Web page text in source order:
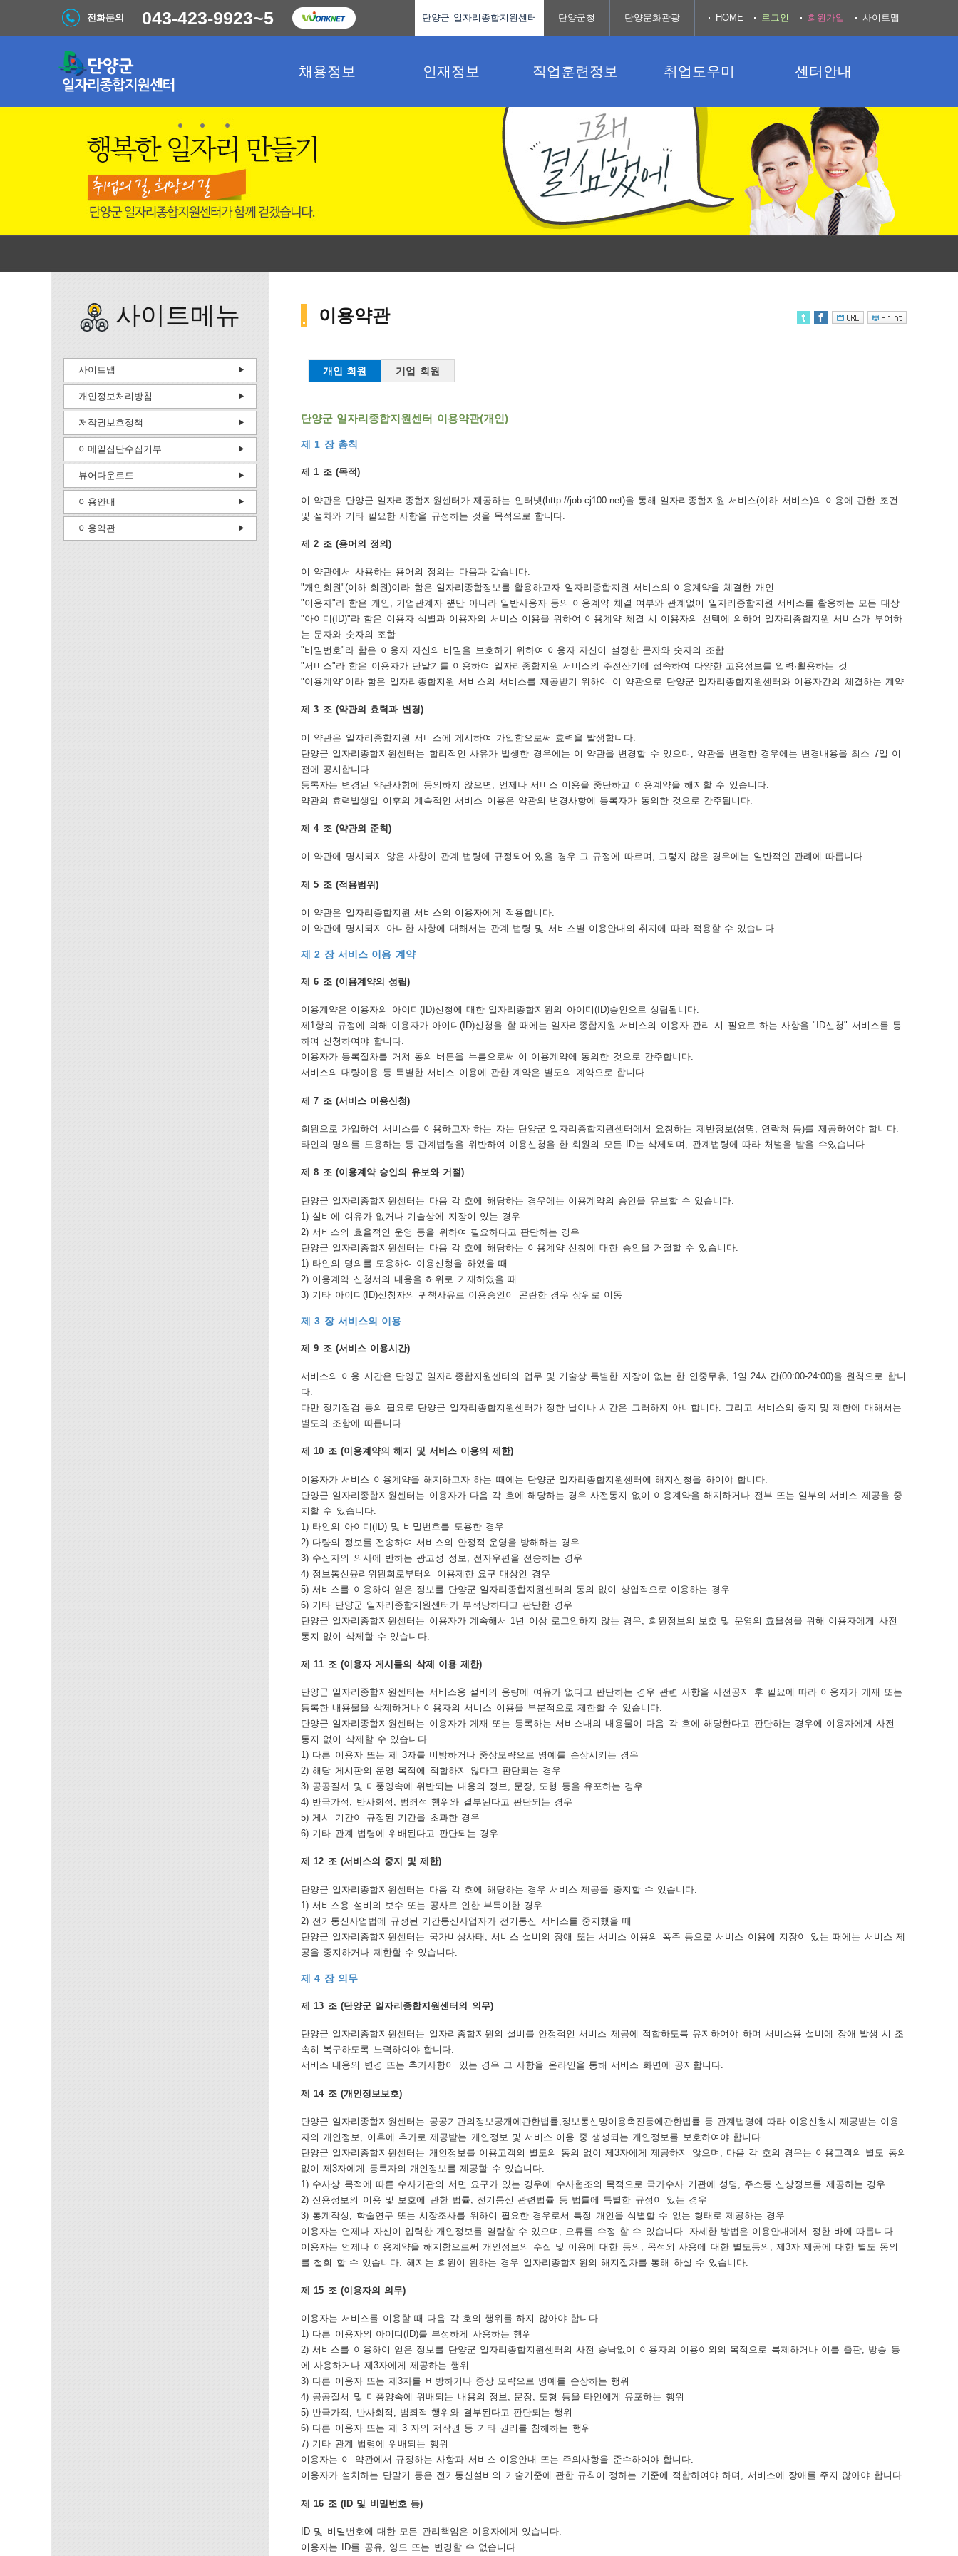
채용정보 인재정보 직업훈련정보 취업도우미 센터안내
전화문의 043-423-9923~5 단양군 일자리종합지원센터 단양군청 단양문화관광 HOME 로그인 회원가입 사이트맵
이용약관
개인 회원 기업 회원
단양군 일자리종합지원센터 이용약관(개인)
제 1 장 총칙
제 1 조 (목적)
이 약관은 단양군 일자리종합지원센터가 제공하는 인터넷(http://job.cj100.net)을 통해 일자리종합지원 서비스(이하 서비스)의 이용에 관한 조건
및 절차와 기타 필요한 사항을 규정하는 것을 목적으로 합니다.
제 2 조 (용어의 정의)
이 약관에서 사용하는 용어의 정의는 다음과 같습니다.
"개인회원"(이하 회원)이라 함은 일자리종합정보를 활용하고자 일자리종합지원 서비스의 이용계약을 체결한 개인
"이용자"라 함은 개인, 기업관계자 뿐만 아니라 일반사용자 등의 이용계약 체결 여부와 관계없이 일자리종합지원 서비스를 활용하는 모든 대상
"아이디(ID)"라 함은 이용자 식별과 이용자의 서비스 이용을 위하여 이용계약 체결 시 이용자의 선택에 의하여 일자리종합지원 서비스가 부여하
는 문자와 숫자의 조합
"비밀번호"라 함은 이용자 자신의 비밀을 보호하기 위하여 이용자 자신이 설정한 문자와 숫자의 조합
"서비스"라 함은 이용자가 단말기를 이용하여 일자리종합지원 서비스의 주전산기에 접속하여 다양한 고용정보를 입력·활용하는 것
"이용계약"이라 함은 일자리종합지원 서비스의 서비스를 제공받기 위하여 이 약관으로 단양군 일자리종합지원센터와 이용자간의 체결하는 계약
제 3 조 (약관의 효력과 변경)
이 약관은 일자리종합지원 서비스에 게시하여 가입함으로써 효력을 발생합니다.
단양군 일자리종합지원센터는 합리적인 사유가 발생한 경우에는 이 약관을 변경할 수 있으며, 약관을 변경한 경우에는 변경내용을 최소 7일 이
전에 공시합니다.
등록자는 변경된 약관사항에 동의하지 않으면, 언제나 서비스 이용을 중단하고 이용계약을 해지할 수 있습니다.
약관의 효력발생일 이후의 계속적인 서비스 이용은 약관의 변경사항에 등록자가 동의한 것으로 간주됩니다.
제 4 조 (약관외 준칙)
이 약관에 명시되지 않은 사항이 관계 법령에 규정되어 있을 경우 그 규정에 따르며, 그렇지 않은 경우에는 일반적인 관례에 따릅니다.
제 5 조 (적용범위)
이 약관은 일자리종합지원 서비스의 이용자에게 적용합니다.
이 약관에 명시되지 아니한 사항에 대해서는 관계 법령 및 서비스별 이용안내의 취지에 따라 적용할 수 있습니다.
제 2 장 서비스 이용 계약
제 6 조 (이용계약의 성립)
이용계약은 이용자의 아이디(ID)신청에 대한 일자리종합지원의 아이디(ID)승인으로 성립됩니다.
제1항의 규정에 의해 이용자가 아이디(ID)신청을 할 때에는 일자리종합지원 서비스의 이용자 관리 시 필요로 하는 사항을 "ID신청" 서비스를 통
하여 신청하여야 합니다.
이용자가 등록절차를 거쳐 동의 버튼을 누름으로써 이 이용계약에 동의한 것으로 간주합니다.
서비스의 대량이용 등 특별한 서비스 이용에 관한 계약은 별도의 계약으로 합니다.
제 7 조 (서비스 이용신청)
회원으로 가입하여 서비스를 이용하고자 하는 자는 단양군 일자리종합지원센터에서 요청하는 제반정보(성명, 연락처 등)를 제공하여야 합니다.
타인의 명의를 도용하는 등 관계법령을 위반하여 이용신청을 한 회원의 모든 ID는 삭제되며, 관계법령에 따라 처벌을 받을 수있습니다.
제 8 조 (이용계약 승인의 유보와 거절)
단양군 일자리종합지원센터는 다음 각 호에 해당하는 경우에는 이용계약의 승인을 유보할 수 있습니다.
1) 설비에 여유가 없거나 기술상에 지장이 있는 경우
2) 서비스의 효율적인 운영 등을 위하여 필요하다고 판단하는 경우
단양군 일자리종합지원센터는 다음 각 호에 해당하는 이용계약 신청에 대한 승인을 거절할 수 있습니다.
1) 타인의 명의를 도용하여 이용신청을 하였을 때
2) 이용계약 신청서의 내용을 허위로 기재하였을 때
3) 기타 아이디(ID)신청자의 귀책사유로 이용승인이 곤란한 경우 상위로 이동
제 3 장 서비스의 이용
제 9 조 (서비스 이용시간)
서비스의 이용 시간은 단양군 일자리종합지원센터의 업무 및 기술상 특별한 지장이 없는 한 연중무휴, 1일 24시간(00:00-24:00)을 원칙으로 합니
다.
다만 정기점검 등의 필요로 단양군 일자리종합지원센터가 정한 날이나 시간은 그러하지 아니합니다. 그리고 서비스의 중지 및 제한에 대해서는
별도의 조항에 따릅니다.
제 10 조 (이용계약의 해지 및 서비스 이용의 제한)
이용자가 서비스 이용계약을 해지하고자 하는 때에는 단양군 일자리종합지원센터에 해지신청을 하여야 합니다.
단양군 일자리종합지원센터는 이용자가 다음 각 호에 해당하는 경우 사전통지 없이 이용계약을 해지하거나 전부 또는 일부의 서비스 제공을 중
지할 수 있습니다.
1) 타인의 아이디(ID) 및 비밀번호를 도용한 경우
2) 다량의 정보를 전송하여 서비스의 안정적 운영을 방해하는 경우
3) 수신자의 의사에 반하는 광고성 정보, 전자우편을 전송하는 경우
4) 정보통신윤리위원회로부터의 이용제한 요구 대상인 경우
5) 서비스를 이용하여 얻은 정보를 단양군 일자리종합지원센터의 동의 없이 상업적으로 이용하는 경우
6) 기타 단양군 일자리종합지원센터가 부적당하다고 판단한 경우
단양군 일자리종합지원센터는 이용자가 계속해서 1년 이상 로그인하지 않는 경우, 회원정보의 보호 및 운영의 효율성을 위해 이용자에게 사전
통지 없이 삭제할 수 있습니다.
제 11 조 (이용자 게시물의 삭제 이용 제한)
단양군 일자리종합지원센터는 서비스용 설비의 용량에 여유가 없다고 판단하는 경우 관련 사항을 사전공지 후 필요에 따라 이용자가 게재 또는
등록한 내용물을 삭제하거나 이용자의 서비스 이용을 부분적으로 제한할 수 있습니다.
단양군 일자리종합지원센터는 이용자가 게재 또는 등록하는 서비스내의 내용물이 다음 각 호에 해당한다고 판단하는 경우에 이용자에게 사전
통지 없이 삭제할 수 있습니다.
1) 다른 이용자 또는 제 3자를 비방하거나 중상모략으로 명예를 손상시키는 경우
2) 해당 게시판의 운영 목적에 적합하지 않다고 판단되는 경우
3) 공공질서 및 미풍양속에 위반되는 내용의 정보, 문장, 도형 등을 유포하는 경우
4) 반국가적, 반사회적, 범죄적 행위와 결부된다고 판단되는 경우
5) 게시 기간이 규정된 기간을 초과한 경우
6) 기타 관계 법령에 위배된다고 판단되는 경우
제 12 조 (서비스의 중지 및 제한)
단양군 일자리종합지원센터는 다음 각 호에 해당하는 경우 서비스 제공을 중지할 수 있습니다.
1) 서비스용 설비의 보수 또는 공사로 인한 부득이한 경우
2) 전기통신사업법에 규정된 기간통신사업자가 전기통신 서비스를 중지했을 때
단양군 일자리종합지원센터는 국가비상사태, 서비스 설비의 장애 또는 서비스 이용의 폭주 등으로 서비스 이용에 지장이 있는 때에는 서비스 제
공을 중지하거나 제한할 수 있습니다.
제 4 장 의무
제 13 조 (단양군 일자리종합지원센터의 의무)
단양군 일자리종합지원센터는 일자리종합지원의 설비를 안정적인 서비스 제공에 적합하도록 유지하여야 하며 서비스용 설비에 장애 발생 시 조
속히 복구하도록 노력하여야 합니다.
서비스 내용의 변경 또는 추가사항이 있는 경우 그 사항을 온라인을 통해 서비스 화면에 공지합니다.
제 14 조 (개인정보보호)
단양군 일자리종합지원센터는 공공기관의정보공개에관한법률,정보통신망이용촉진등에관한법률 등 관계법령에 따라 이용신청시 제공받는 이용
자의 개인정보, 이후에 추가로 제공받는 개인정보 및 서비스 이용 중 생성되는 개인정보를 보호하여야 합니다.
단양군 일자리종합지원센터는 개인정보를 이용고객의 별도의 동의 없이 제3자에게 제공하지 않으며, 다음 각 호의 경우는 이용고객의 별도 동의
없이 제3자에게 등록자의 개인정보를 제공할 수 있습니다.
1) 수사상 목적에 따른 수사기관의 서면 요구가 있는 경우에 수사협조의 목적으로 국가수사 기관에 성명, 주소등 신상정보를 제공하는 경우
2) 신용정보의 이용 및 보호에 관한 법률, 전기통신 관련법률 등 법률에 특별한 규정이 있는 경우
3) 통계작성, 학술연구 또는 시장조사를 위하여 필요한 경우로서 특정 개인을 식별할 수 없는 형태로 제공하는 경우
이용자는 언제나 자신이 입력한 개인정보를 열람할 수 있으며, 오류를 수정 할 수 있습니다. 자세한 방법은 이용안내에서 정한 바에 따릅니다.
이용자는 언제나 이용계약을 해지함으로써 개인정보의 수집 및 이용에 대한 동의, 목적외 사용에 대한 별도동의, 제3자 제공에 대한 별도 동의
를 철회 할 수 있습니다. 해지는 회원이 원하는 경우 일자리종합지원의 해지절차를 통해 하실 수 있습니다.
제 15 조 (이용자의 의무)
이용자는 서비스를 이용할 때 다음 각 호의 행위를 하지 않아야 합니다.
1) 다른 이용자의 아이디(ID)를 부정하게 사용하는 행위
2) 서비스를 이용하여 얻은 정보를 단양군 일자리종합지원센터의 사전 승낙없이 이용자의 이용이외의 목적으로 복제하거나 이를 출판, 방송 등
에 사용하거나 제3자에게 제공하는 행위
3) 다른 이용자 또는 제3자를 비방하거나 중상 모략으로 명예를 손상하는 행위
4) 공공질서 및 미풍양속에 위배되는 내용의 정보, 문장, 도형 등을 타인에게 유포하는 행위
5) 반국가적, 반사회적, 범죄적 행위와 결부된다고 판단되는 행위
6) 다른 이용자 또는 제 3 자의 저작권 등 기타 권리를 침해하는 행위
7) 기타 관계 법령에 위배되는 행위
이용자는 이 약관에서 규정하는 사항과 서비스 이용안내 또는 주의사항을 준수하여야 합니다.
이용자가 설치하는 단말기 등은 전기통신설비의 기술기준에 관한 규칙이 정하는 기준에 적합하여야 하며, 서비스에 장애를 주지 않아야 합니다.
제 16 조 (ID 및 비밀번호 등)
ID 및 비밀번호에 대한 모든 관리책임은 이용자에게 있습니다.
이용자는 ID를 공유, 양도 또는 변경할 수 없습니다.
사이트메뉴
사이트맵
개인정보처리방침
저작권보호정책
이메일집단수집거부
뷰어다운로드
이용안내
이용약관